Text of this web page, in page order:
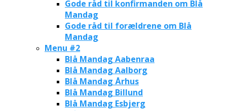
Gode råd til konfirmanden om Blå
Mandag
Gode råd til forældrene om Blå
Mandag
Menu #2
Blå Mandag Aabenraa
Blå Mandag Aalborg
Blå Mandag Århus
Blå Mandag Billund
Blå Mandag Esbjerg